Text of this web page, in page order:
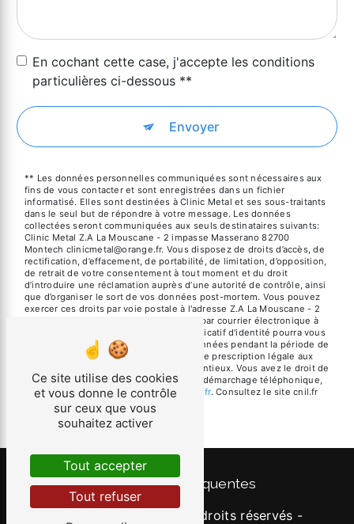
En cochant cette case, j'accepte les conditions
particulières ci-dessous **
Envoyer
** Les données personnelles communiquées sont nécessaires aux
fins de vous contacter et sont enregistrées dans un fichier
informatisé. Elles sont destinées à Clinic Metal et ses sous-traitants
dans le seul but de répondre à votre message. Les données
collectées seront communiquées aux seuls destinataires suivants:
Clinic Metal Z.A La Mouscane - 2 impasse Masserano 82700
Montech clinicmetal@orange.fr. Vous disposez de droits d’accès, de
rectification, d’effacement, de portabilité, de limitation, d’opposition,
de retrait de votre consentement à tout moment et du droit
d’introduire une réclamation auprès d’une autorité de contrôle, ainsi
que d’organiser le sort de vos données post-mortem. Vous pouvez
exercer ces droits par voie postale à l'adresse Z.A La Mouscane - 2
impasse Masserano 82700 Montech ou par courrier électronique à
l'adresse clinicmetal@orange.fr. Un justificatif d'identité pourra vous
être demandé. Nous conservons vos données pendant la période de
prise de contact puis pendant la durée de prescription légale aux
fins probatoires et de gestion des contentieux. Vous avez le droit de
vous inscrire sur la liste d'opposition au démarchage téléphonique,
disponible à cette adresse:Bloctel.gouv.fr. Consultez le site cnil.fr
pour plus d’informations sur vos droits.
Recherches fréquentes
- 2026 - Tous droits réservés -
Ce site utilise des cookies
et vous donne le contrôle
sur ceux que vous
souhaitez activer
Tout accepter
Tout refuser